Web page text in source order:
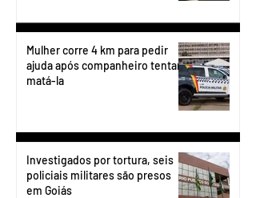
Mulher corre 4 km para pedir
ajuda após companheiro tentar
matá-la
Investigados por tortura, seis
policiais militares são presos
em Goiás